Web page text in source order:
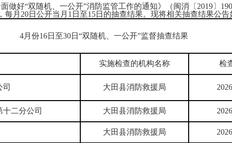
好“双随机、一公开”消防监管工作的通知》（闽消〔2019〕
月20日公开当月1日至15日的抽查结果。现将相关抽查结果公告
4月份16日至30日“双随机、一公开”监督抽查结果
实施检查的机构名称 检
大田县消防救援局
二分公司 大田县消防救援局
大田县消防救援局